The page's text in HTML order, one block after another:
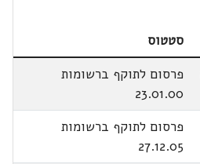
סטטוס
פרסום לתוקף ברשומות
23.01.00
פרסום לתוקף ברשומות
27.12.05